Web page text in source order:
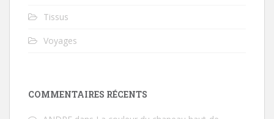
Tissus
Voyages
COMMENTAIRES RÉCENTS